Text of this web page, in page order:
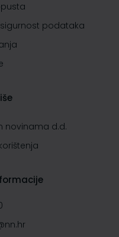
podataka
novinama d.d.